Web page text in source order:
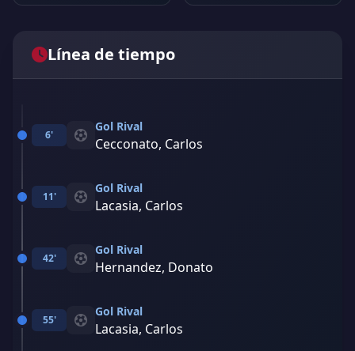
Línea de tiempo
6'
Gol Rival
Cecconato, Carlos
11'
Gol Rival
Lacasia, Carlos
42'
Gol Rival
Hernandez, Donato
55'
Gol Rival
Lacasia, Carlos